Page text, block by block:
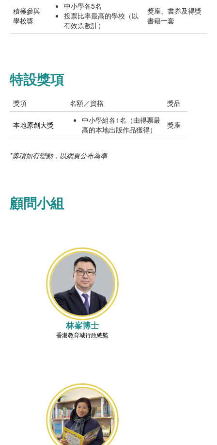
積極參與
學校獎
中小學各5名
投票比率最高的學校（以
有效票數計）
獎座、書券及得獎
書籍一套
特設獎項
獎項 名額／資格 獎品
本地原創大獎
中小學組各1名（由得票最
高的本地出版作品獲得）
獎座
*獎項如有變動，以網頁公布為準
顧問小組
林峯博士
香港教育城行政總監